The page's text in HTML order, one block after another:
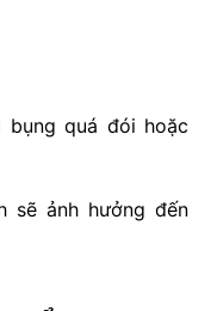
bụng quá đói hoặc
sẽ ảnh hưởng đến